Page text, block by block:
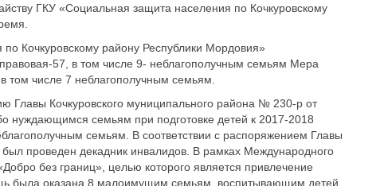
ГКУ «Социальная защита населения по Кочкуровскому
Кочкуровскому району Республики Мордовия»
57, в том числе 9- неблагополучным семьям Мера
том числе 7 неблагополучным семьям.
Главы Кочкуровского муниципального района № 230-р от
нуждающимся семьям при подготовке детей к 2017-2018
семьям. В соответствии с распоряжением Главы
проведен декадник инвалидов. В рамках Международного
без границ», целью которого является привлечение
была оказана 8 малоимущим семьям, воспитывающим детей